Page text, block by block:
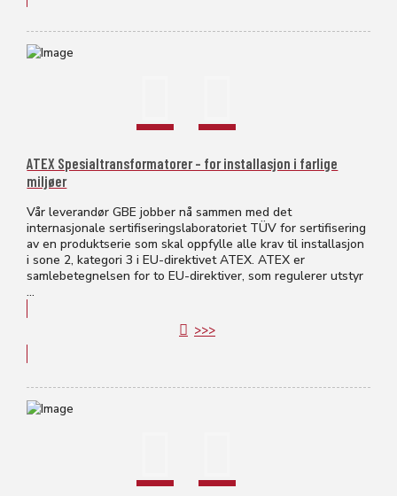
ATEX Spesialtransformatorer – for installasjon i farlige
miljøer
Vår leverandør GBE jobber nå sammen med det
internasjonale sertifiseringslaboratoriet TÜV for sertifisering
av en produktserie som skal oppfylle alle krav til installasjon
i sone 2, kategori 3 i EU-direktivet ATEX. ATEX er
samlebetegnelsen for to EU-direktiver, som regulerer utstyr
...
>>>